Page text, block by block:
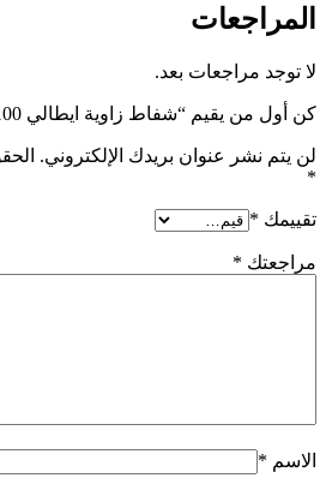
المراجعات
لا توجد مراجعات بعد.
كن أول من يقيم “شفاط زاوية ايطالي 100سم قوة 1000 البا”
لن يتم نشر عنوان بريدك الإلكتروني.
*
تقييمك *
مراجعتك *
الاسم *